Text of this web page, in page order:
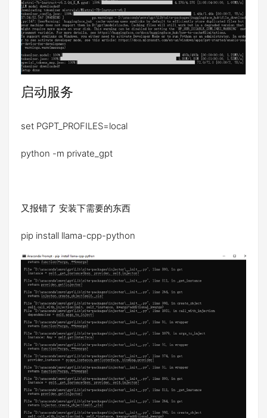
启动服务
set PGPT_PROFILES=local
python -m private_gpt
又报错了 安装下需要的东西
pip install llama-cpp-python